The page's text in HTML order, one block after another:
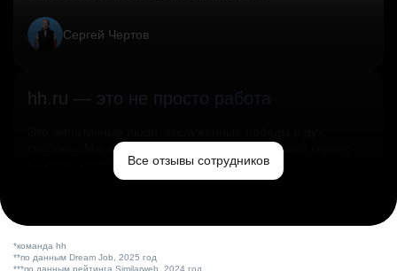
Сергей Чертов
hh.ru — это не просто работа
свободы. Мы помогаем миру и создаём лучший сервис
по поиску работы в стране.Все отзывы сотрудников
*команда hh
**по данным Dream Job, 2025 год
***по данным рейтинга Similarweb, 2024 год